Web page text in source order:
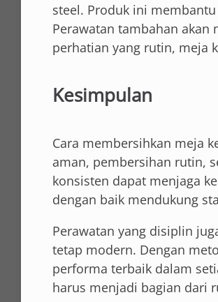
steel. Produk ini
Perawatan tambahan akan
perhatian yang rutin, meja
Kesimpulan
Cara membersihkan meja
aman, pembersihan rutin,
konsisten dapat menjaga
dengan baik mendukung
Perawatan yang disiplin
tetap modern. Dengan
performa terbaik dalam
harus menjadi bagian dari